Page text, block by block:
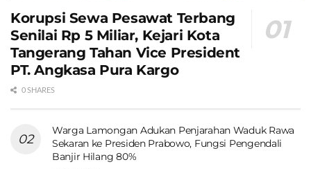
Korupsi Sewa Pesawat Terbang
Senilai Rp 5 Miliar, Kejari Kota
Tangerang Tahan Vice President
PT. Angkasa Pura Kargo
0 SHARES
Warga Lamongan Adukan Penjarahan Waduk Rawa
Sekaran ke Presiden Prabowo, Fungsi Pengendali
Banjir Hilang 80%